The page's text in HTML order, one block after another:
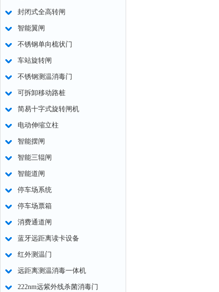
封闭式全高转闸
智能翼闸
不锈钢单向梳状门
车站旋转闸
不锈钢测温消毒门
可拆卸移动路桩
简易十字式旋转闸机
电动伸缩立柱
智能摆闸
智能三辊闸
智能道闸
停车场系统
停车场票箱
消费通道闸
蓝牙远距离读卡设备
红外测温门
远距离测温消毒一体机
222nm远紫外线杀菌消毒门